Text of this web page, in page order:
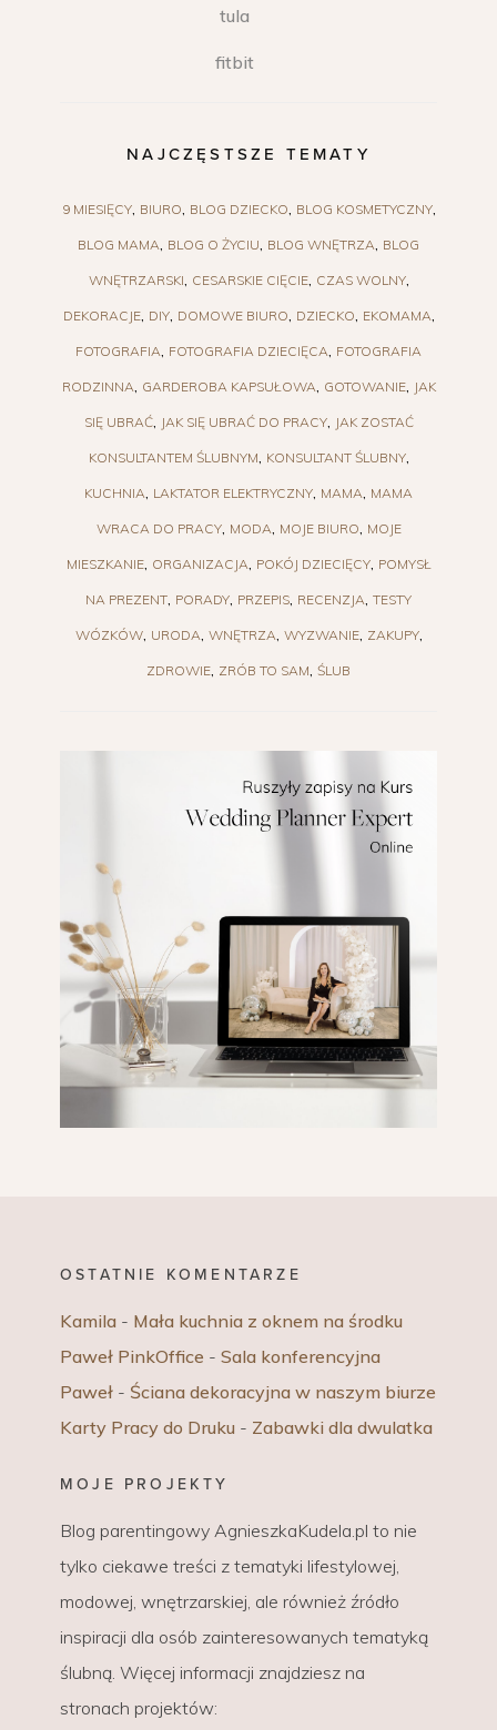
tula
fitbit
NAJCZĘSTSZE TEMATY
9 MIESIĘCY BIURO BLOG DZIECKO BLOG KOSMETYCZNY
BLOG MAMA BLOG O ŻYCIU BLOG WNĘTRZA BLOG
WNĘTRZARSKI CESARSKIE CIĘCIE CZAS WOLNY
DEKORACJE DIY DOMOWE BIURO DZIECKO EKOMAMA
FOTOGRAFIA FOTOGRAFIA DZIECIĘCA FOTOGRAFIA
RODZINNA GARDEROBA KAPSUŁOWA GOTOWANIE JAK
SIĘ UBRAĆ JAK SIĘ UBRAĆ DO PRACY JAK ZOSTAĆ
KONSULTANTEM ŚLUBNYM KONSULTANT ŚLUBNY
KUCHNIA LAKTATOR ELEKTRYCZNY MAMA MAMA
WRACA DO PRACY MODA MOJE BIURO MOJE
MIESZKANIE ORGANIZACJA POKÓJ DZIECIĘCY POMYSŁ
NA PREZENT PORADY PRZEPIS RECENZJA TESTY
WÓZKÓW URODA WNĘTRZA WYZWANIE ZAKUPY
ZDROWIE ZRÓB TO SAM ŚLUB
OSTATNIE KOMENTARZE
Kamila - Mała kuchnia z oknem na środku
Paweł PinkOffice - Sala konferencyjna
Paweł - Ściana dekoracyjna w naszym biurze
Karty Pracy do Druku - Zabawki dla dwulatka
MOJE PROJEKTY
Blog parentingowy AgnieszkaKudela.pl to nie
tylko ciekawe treści z tematyki lifestylowej,
modowej, wnętrzarskiej, ale również źródło
inspiracji dla osób zainteresowanych tematyką
ślubną. Więcej informacji znajdziesz na
stronach projektów: